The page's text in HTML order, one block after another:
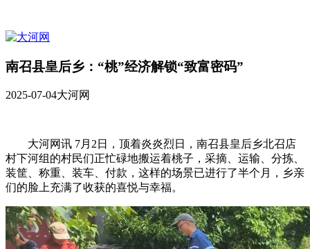
南召县皇后乡：“桃”经济解锁“致富密码”
2025-07-04大河网
大河网讯 7月2日，顶着炎炎烈日，南召县皇后乡北召店
村下河组的村民们正忙碌地搬运着桃子，采摘、运输、分拣、
装筐、称重、装车、付款，这样的场景已进行了半个月，乡亲
们的脸上充满了收获的喜悦与幸福。